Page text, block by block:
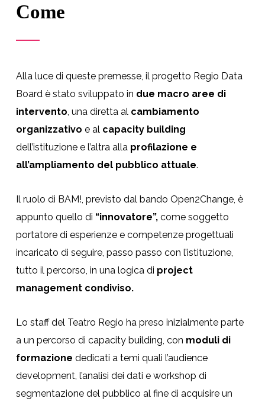
Come
Alla luce di queste premesse, il progetto Regio Data
Board è stato sviluppato in due macro aree di
intervento, una diretta al cambiamento
organizzativo e al capacity building
dell’istituzione e l’altra alla profilazione e
all’ampliamento del pubblico attuale.
Il ruolo di BAM!, previsto dal bando Open2Change, è
appunto quello di “innovatore”, come soggetto
portatore di esperienze e competenze progettuali
incaricato di seguire, passo passo con l’istituzione,
tutto il percorso, in una logica di project
management condiviso.
Lo staff del Teatro Regio ha preso inizialmente parte
a un percorso di capacity building, con moduli di
formazione dedicati a temi quali l’audience
development, l’analisi dei dati e workshop di
segmentazione del pubblico al fine di acquisire un